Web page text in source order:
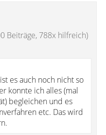
Beiträge, 788x hilfreich)
es auch noch nicht so
konnte ich alles (mal
begleichen und es
etc. Das wird